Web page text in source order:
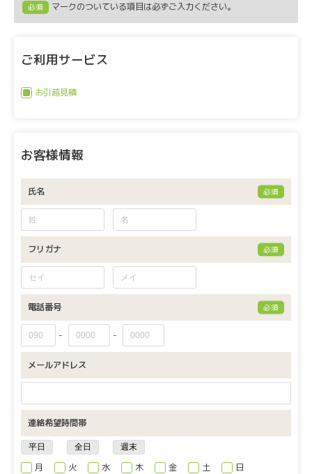
必須 マークのついている項目は必ずご入力ください。
ご利用サービス
お引越見積
お客様情報
氏名 必須
フリガナ 必須
電話番号 必須
- -
メールアドレス
連絡希望時間帯
月 火 水 木 金 土
日